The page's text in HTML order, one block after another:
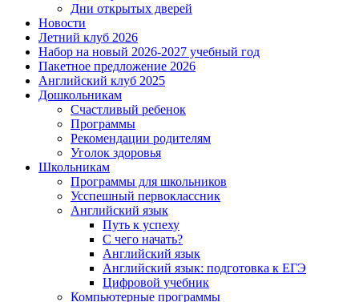
Дни открытых дверей
Новости
Летний клуб 2026
Набор на новый 2026-2027 учебный год
Пакетное предложение 2026
Английский клуб 2025
Дошкольникам
Счастливый ребенок
Программы
Рекомендации родителям
Уголок здоровья
Школьникам
Программы для школьников
Усспешный первоклассник
Английский язык
Путь к успеху
С чего начать?
Английский язык
Английский язык: подготовка к ЕГЭ
Цифровой учебник
Компьютерные программы